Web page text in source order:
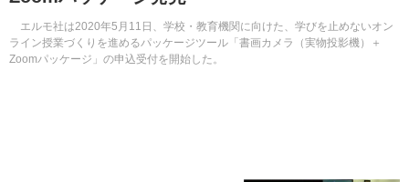
エルモ社は2020年5月11日、学校・教育機関に向けた、学びを止めないオン
ライン授業づくりを進めるパッケージツール「書画カメラ（実物投影機）＋
Zoomパッケージ」の申込受付を開始した。